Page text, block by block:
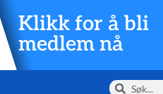
Klikk for å bli
medlem nå